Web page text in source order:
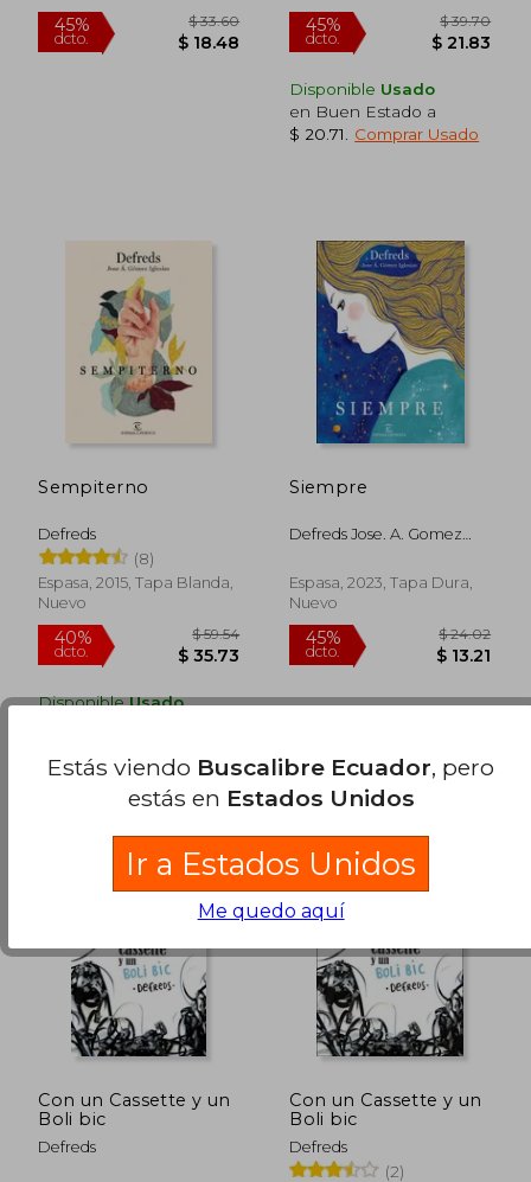
45%
dcto.
$ 33.60 45%
Disponible Usado
en Buen Estado a
$ 20.71
Comprar Usado
Sempiterno
Defreds
(8)
Espasa, 2015, Tapa Blanda,
Nuevo
DisponibleUsado
Siempre
Defreds Jose. A. Gomez
Espasa, 2023, Tapa Dura,
Nuevo
Con un Cassette y un
Boli bic
Defreds
Con un Cassette y un
Boli bic
Defreds
(2)
Estás viendo Buscalibre Ecuador, pero
estás en Estados Unidos
Ir a Estados Unidos
Me quedo aquí